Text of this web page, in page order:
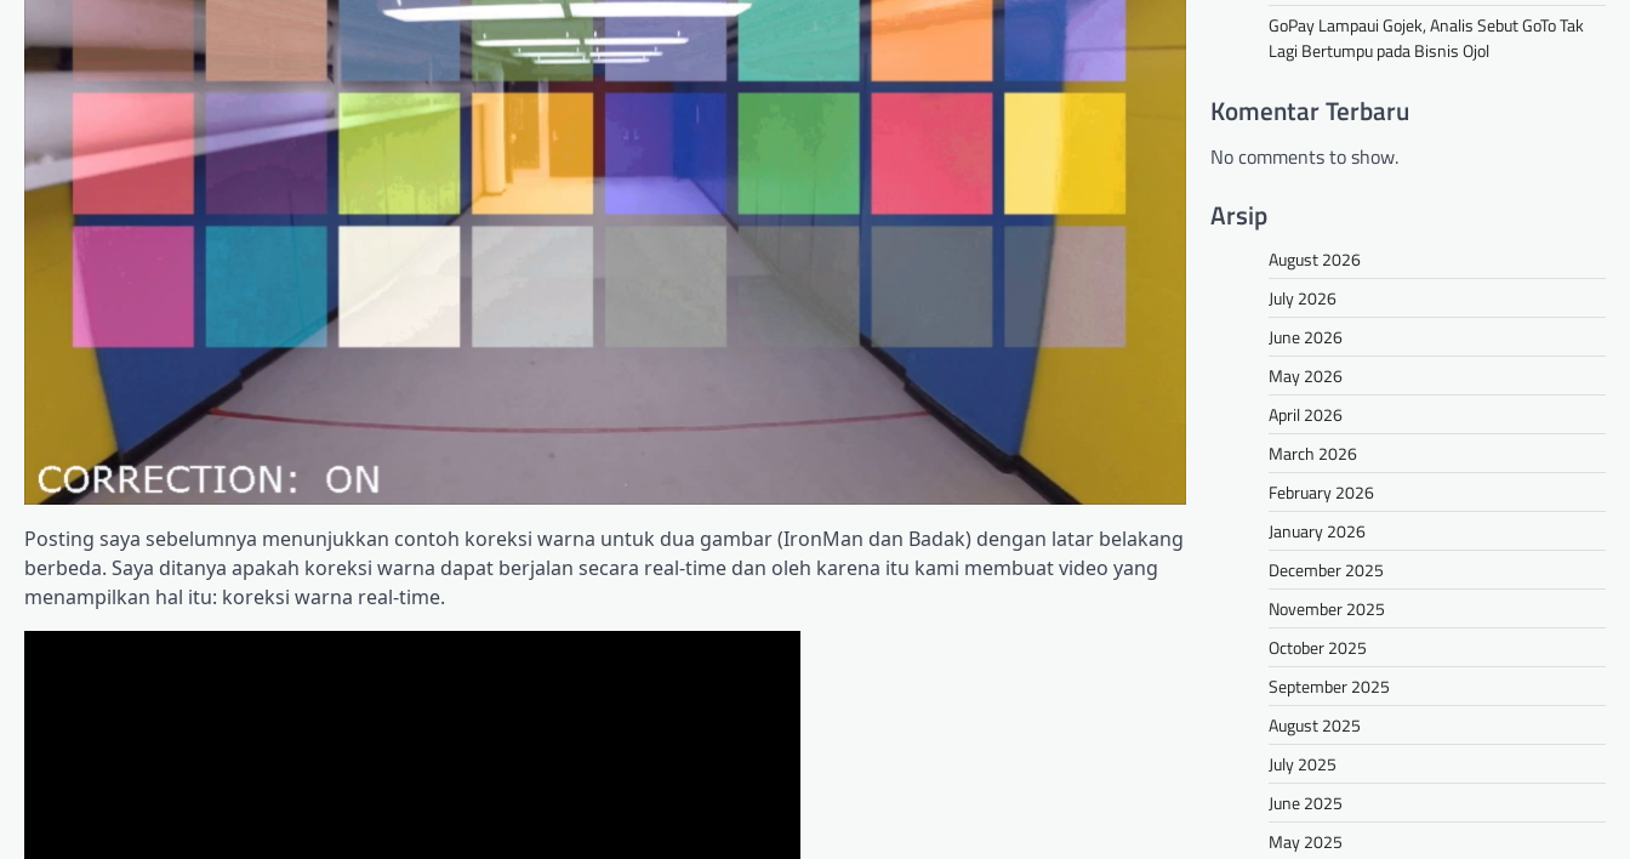
Posting saya sebelumnya menunjukkan contoh koreksi warna untuk dua gambar (IronMan dan Badak) dengan latar belakang
berbeda. Saya ditanya apakah koreksi warna dapat berjalan secara real-time dan oleh karena itu kami membuat video yang
menampilkan hal itu: koreksi warna real-time.
GoPay Lampaui Gojek, Analis Sebut GoTo Tak
Lagi Bertumpu pada Bisnis Ojol
Komentar Terbaru
No comments to show.
Arsip
August 2026
July 2026
June 2026
May 2026
April 2026
March 2026
February 2026
January 2026
December 2025
November 2025
October 2025
September 2025
August 2025
July 2025
June 2025
May 2025